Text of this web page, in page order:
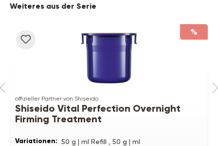
Produktgalerie überspringen
Weiteres aus der Serie
%
offizieller Partner von Shiseido
Shiseido Vital Perfection Overnight
Firming Treatment
Variationen: 50 g | ml Refill , 50 g | ml